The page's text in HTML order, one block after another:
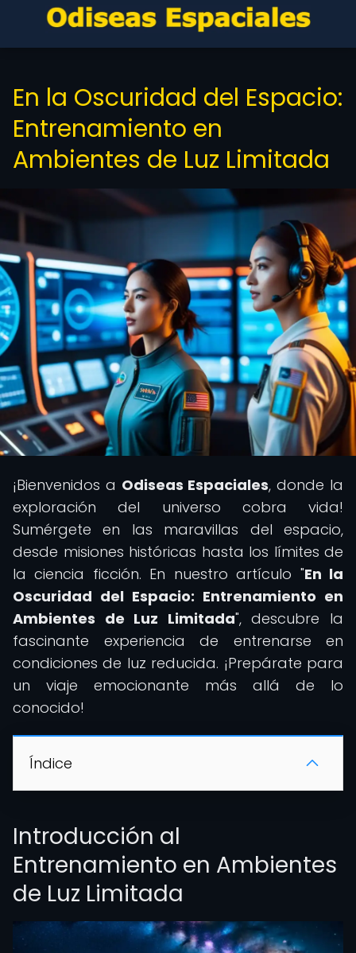
En la Oscuridad del Espacio:
Entrenamiento en
Ambientes de Luz Limitada
¡Bienvenidos a Odiseas Espaciales, donde la
exploración del universo cobra vida!
Sumérgete en las maravillas del espacio,
desde misiones históricas hasta los límites de
la ciencia ficción. En nuestro artículo "En la
Oscuridad del Espacio: Entrenamiento en
Ambientes de Luz Limitada", descubre la
fascinante experiencia de entrenarse en
condiciones de luz reducida. ¡Prepárate para
un viaje emocionante más allá de lo
conocido!
Índice
Introducción al
Entrenamiento en Ambientes
de Luz Limitada